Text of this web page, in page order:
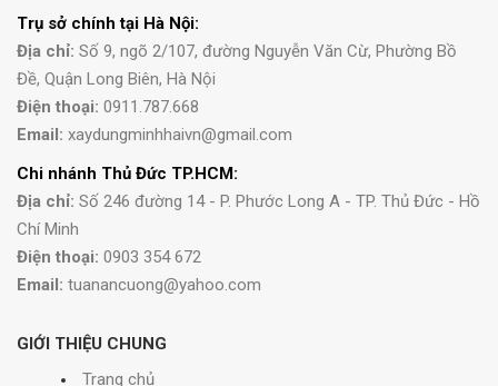
Trụ sở chính tại Hà Nội:
Địa chỉ: Số 9, ngõ 2/107, đường Nguyễn Văn Cừ, Phường Bồ
Đề, Quận Long Biên, Hà Nội
Điện thoại: 0911.787.668
Email: xaydungminhhaivn@gmail.com
Chi nhánh Thủ Đức TP.HCM:
Địa chỉ: Số 246 đường 14 - P. Phước Long A - TP. Thủ Đức - Hồ
Chí Minh
Điện thoại: 0903 354 672
Email: tuanancuong@yahoo.com
GIỚI THIỆU CHUNG
Trang chủ